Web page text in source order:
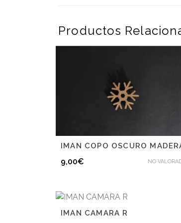
Productos
IMAN COPO OSCURO
NO
9,00€
IMAN CAMARA R